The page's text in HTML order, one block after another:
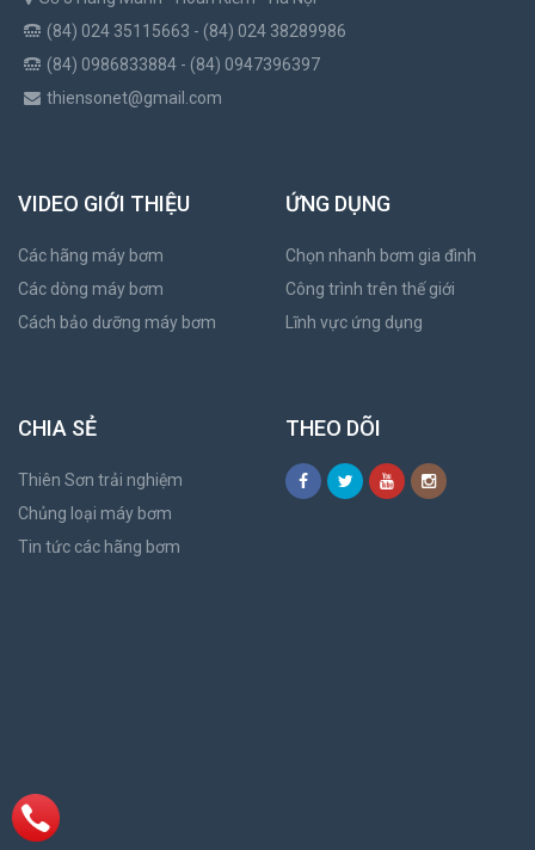
(84) 024 35115663 - (84) 024 38289986
(84) 0986833884 - (84) 0947396397
thiensonet@gmail.com
VIDEO GIỚI THIỆU
Các hãng máy bơm
Các dòng máy bơm
Cách bảo dưỡng máy bơm
ỨNG DỤNG
Chọn nhanh bơm gia đình
Công trình trên thế giới
Lĩnh vực ứng dụng
CHIA SẺ
Thiên Sơn trải nghiệm
Chủng loại máy bơm
Tin tức các hãng bơm
THEO DÕI